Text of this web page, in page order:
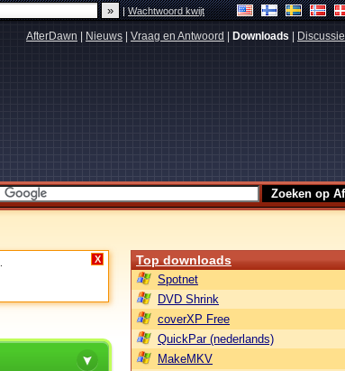
|Wachtwoord kwijt
AfterDawn Nieuws Vraag en Antwoord Downloads Discussie
X Top downloads
Spotnet
DVD Shrink
coverXP Free
QuickPar (nederlands)
MakeMKV